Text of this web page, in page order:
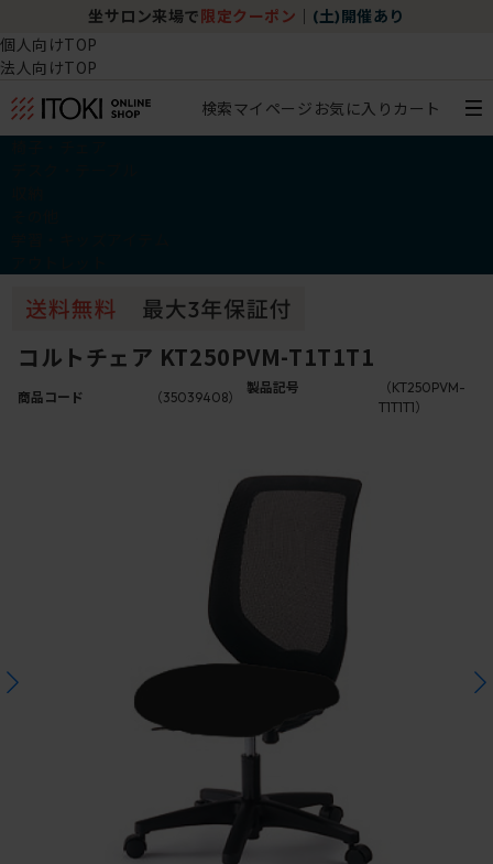
坐サロン来場で 限定クーポン (土)開催あり
個人向けTOP
法人向けTOP
検索マイページ お気に入り カート
コルトチェア KT250PVM-T1T1T1
商品コード （35039408）
製品記号
（KT250PVM-
T1T1T1）